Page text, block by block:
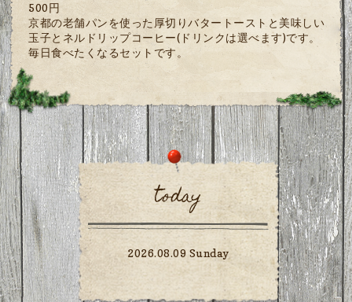
500円
京都の老舗パンを使った厚切りバタートーストと美味しい
玉子とネルドリップコーヒー(ドリンクは選べます)です。
毎日食べたくなるセットです。
today
2026.08.09 Sunday